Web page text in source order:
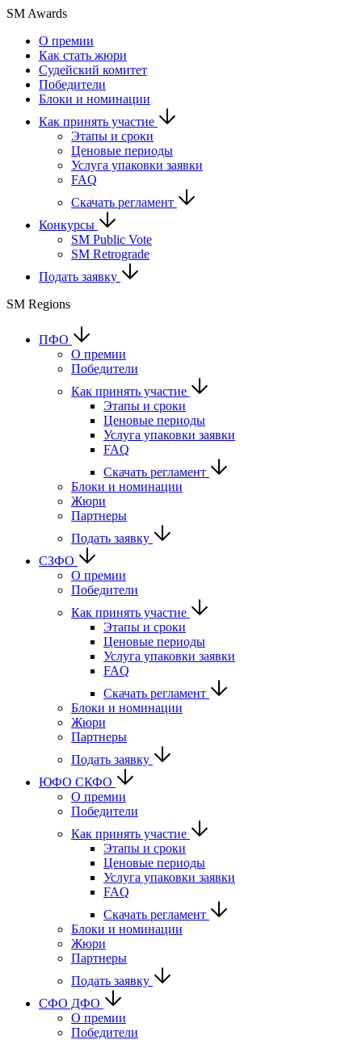
SM Awards
О премии
Как стать жюри
Судейский комитет
Победители
Блоки и номинации
Как принять участие
Этапы и сроки
Ценовые периоды
Услуга упаковки заявки
FAQ
Скачать регламент
Конкурсы
SM Public Vote
SM Retrograde
Подать заявку
SM Regions
ПФО
О премии
Победители
Как принять участие
Этапы и сроки
Ценовые периоды
Услуга упаковки заявки
FAQ
Скачать регламент
Блоки и номинации
Жюри
Партнеры
Подать заявку
СЗФО
О премии
Победители
Как принять участие
Этапы и сроки
Ценовые периоды
Услуга упаковки заявки
FAQ
Скачать регламент
Блоки и номинации
Жюри
Партнеры
Подать заявку
ЮФО СКФО
О премии
Победители
Как принять участие
Этапы и сроки
Ценовые периоды
Услуга упаковки заявки
FAQ
Скачать регламент
Блоки и номинации
Жюри
Партнеры
Подать заявку
CФО ДФО
О премии
Победители